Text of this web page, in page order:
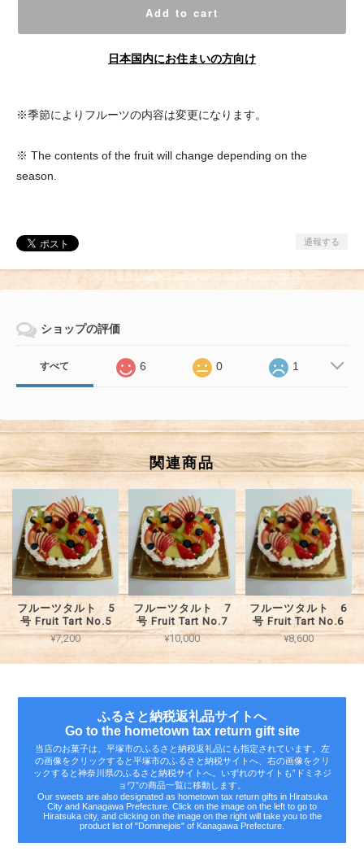
Add to cart
日本国内にお住まいの方向け
※季節によりフルーツの内容は変更になります。
※ The contents of the fruit will change depending on the
season.
通報する
ショップの評価
すべて 6 0 1
関連商品
フルーツタルト 5
号 Fruit Tart No.5
¥7,200
フルーツタルト 7
号 Fruit Tart No.7
¥10,000
フルーツタルト 6
号 Fruit Tart No.6
¥8,600
ふるさと納税返礼品サイトへ
Go to the hometown tax return gift site
当店のお菓子は、平塚市のふるさと納税返礼品にも指定されています。左
の画像をクリックすると平塚市のふるさと納税サイトへ、右の画像をクリ
ックすると神奈川県のふるさと納税サイトへ。いずれのサイトも‟ドミネジ
ョワ”の商品一覧に移動します。
Our sweets are also designated as hometown tax return gifts in Hiratsuka
City and Kanagawa Prefecture. Click on the image on the left to go to
Hiratsuka city, and clicking on the image on the right will take you to the
product list of "Dominejois" of Kanagawa Prefecture.